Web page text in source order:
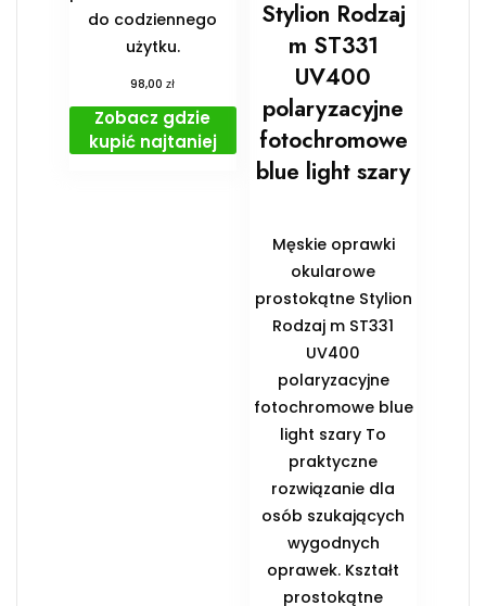
do codziennego
użytku.
98,00zł
Zobacz gdzie
kupić najtaniej
Stylion Rodzaj
m ST331
UV400
polaryzacyjne
fotochromowe
blue light szary
Męskie oprawki
okularowe
prostokątne Stylion
Rodzaj m ST331
UV400
polaryzacyjne
fotochromowe blue
light szary To
praktyczne
rozwiązanie dla
osób szukających
wygodnych
oprawek. Kształt
prostokątne